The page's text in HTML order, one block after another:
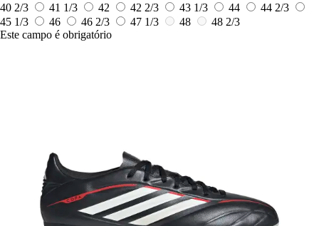
40 2/3
41 1/3 42 42 2/3 43 1/3 44
44 2/3
45 1/3
46 46 2/3 47 1/3 48
48 2/3
Este campo é obrigatório